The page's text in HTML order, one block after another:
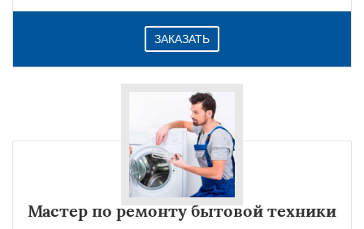
ЗАКАЗАТЬ
Мастер по ремонту бытовой техники